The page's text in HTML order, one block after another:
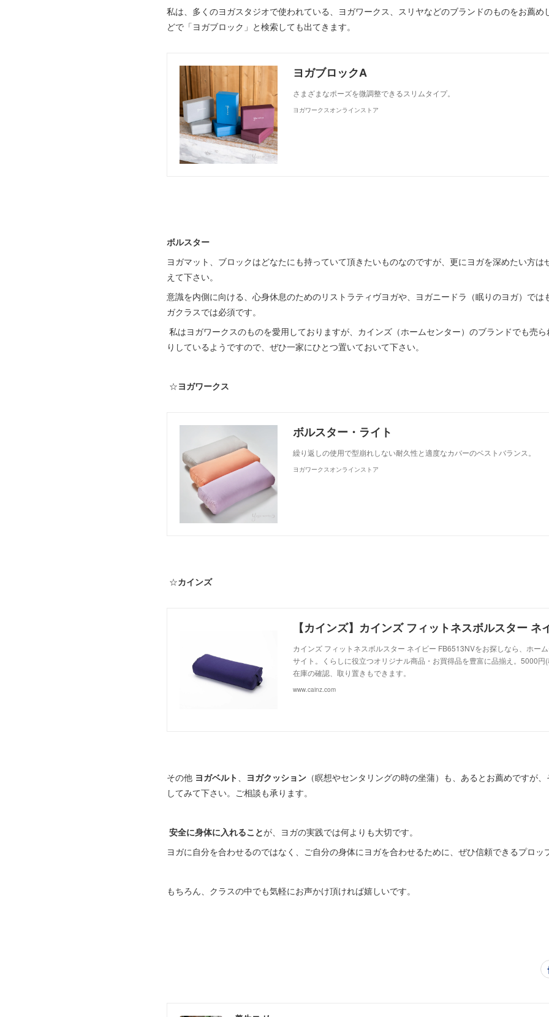
私は、多くのヨガスタジオで使われている、ヨガワークス、スリヤなどのブランドのものをお薦め
どで「ヨガブロック」と検索しても出てきます。
ヨガブロックA
さまざまなポーズを微調整できるスリムタイプ。
ヨガワークスオンラインストア
ボルスター
ヨガマット、ブロックはどなたにも持っていて頂きたいものなのですが、更にヨガを深めたい方は
えて下さい。
意識を内側に向ける、心身休息のためのリストラティヴヨガや、ヨガニードラ（眠りのヨガ）では
ガクラスでは必須です。
私はヨガワークスのものを愛用しておりますが、カインズ（ホームセンター）のブランドでも売
りしているようですので、ぜひ一家にひとつ置いておいて下さい。
☆ヨガワークス
ボルスター・ライト
繰り返しの使用で型崩れしない耐久性と適度なカバーのベストバランス。
ヨガワークスオンラインストア
☆カインズ
【カインズ】カインズ フィットネスボルスター ネ
カインズ フィットネスボルスター ネイビー FB6513NVをお探しなら、ホー
サイト。くらしに役⽴つオリジナル商品・お買得品を豊富に品揃え。5000円
在庫の確認、取り置きもできます。
www.cainz.com
その他 ヨガベルト、 ヨガクッション （瞑想やセンタリングの時の坐蒲）も、あるとお薦めですが
してみて下さい。ご相談も承ります。
安全に身体に入れることが、ヨガの実践では何よりも大切です。
ヨガに自分を合わせるのではなく、ご自分の身体にヨガを合わせるために、ぜひ信頼できるプロッ
もちろん、クラスの中でも気軽にお声かけ頂ければ嬉しいです。